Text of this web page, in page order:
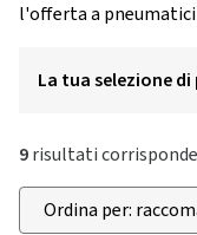
l'offerta a
La tua selezione
9risultati